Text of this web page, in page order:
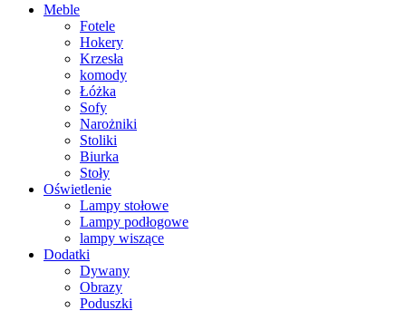
Meble
Fotele
Hokery
Krzesła
komody
Łóżka
Sofy
Narożniki
Stoliki
Biurka
Stoły
Oświetlenie
Lampy stołowe
Lampy podłogowe
lampy wiszące
Dodatki
Dywany
Obrazy
Poduszki